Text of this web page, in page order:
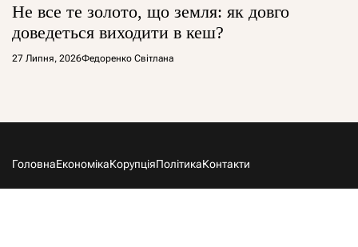
Не все те золото, що земля: як довго
доведеться виходити в кеш?
27 Липня, 2026Федоренко Світлана
ГоловнаЕкономікаКорупціяПолітикаКонтакти